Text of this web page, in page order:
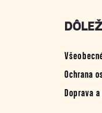
Ochrana
Doprava